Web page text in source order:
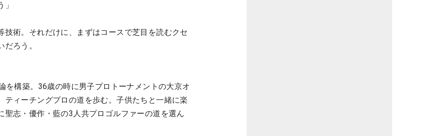
術。それだけに、まずはコースで芝目を読むクセ
ろう。
を構築。36歳の時に男子プロトーナメントの大京オ
ィーチングプロの道を歩む。子供たちと一緒に楽
聖志・優作・藍の3人共プロゴルファーの道を選ん